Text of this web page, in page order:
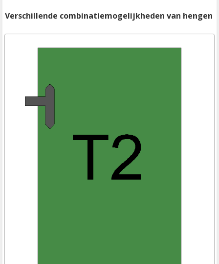
Verschillende combinatiemogelijkheden van hengen